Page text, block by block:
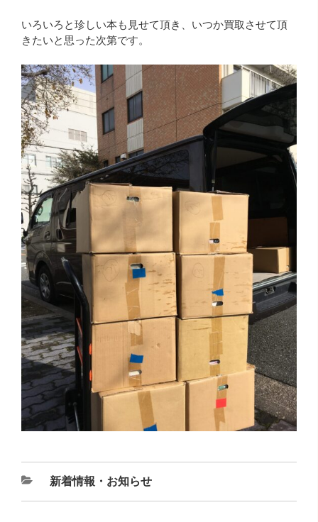
いろいろと珍しい本も見せて頂き、いつか買取させて頂
きたいと思った次第です。
新着情報・お知らせ